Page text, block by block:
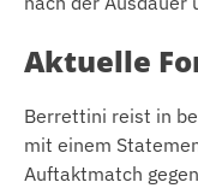
Aktuelle
Berrettini reist in
mit einem
Auftaktmatch